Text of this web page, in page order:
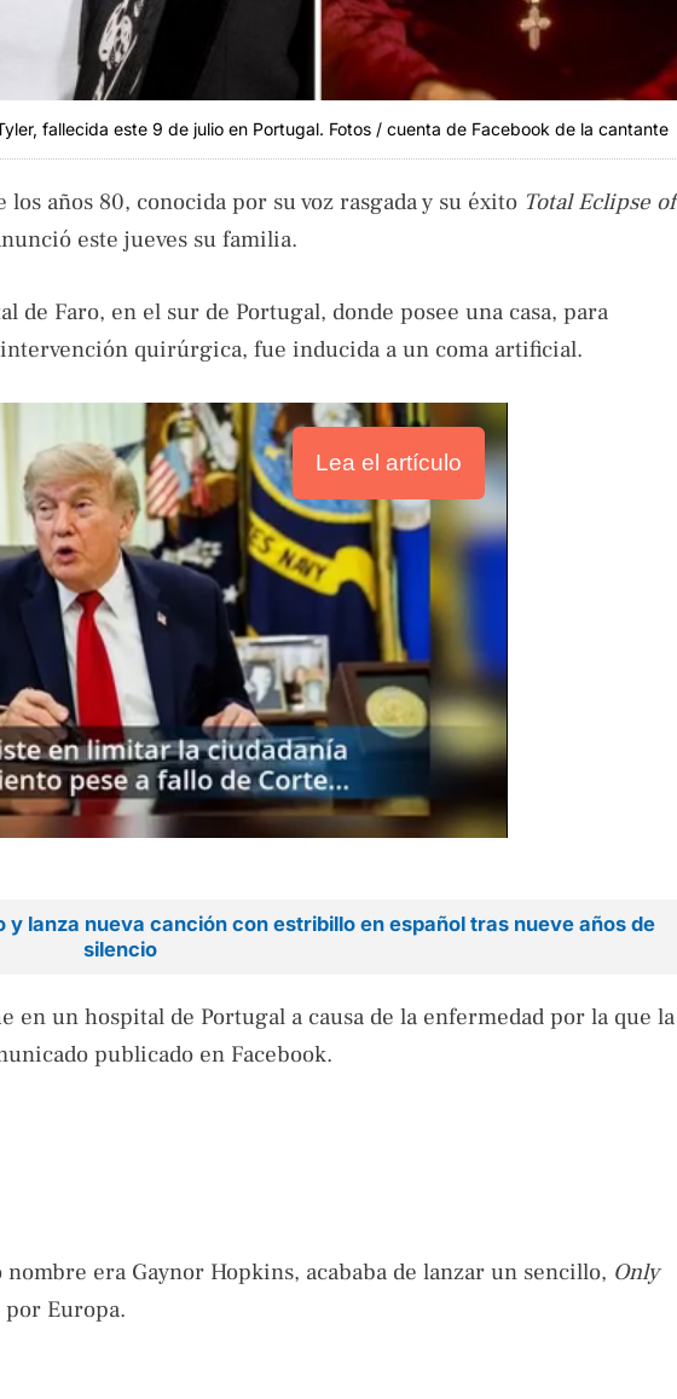
fallecida este 9 de julio en Portugal. Fotos / cuenta de Facebook de la cantante
años 80, conocida por su voz rasgada y su éxito Total Eclipse of
este jueves su familia.
de Faro, en el sur de Portugal, donde posee una casa, para
quirúrgica, fue inducida a un coma artificial.
Lea el artículo
lanza nueva canción con estribillo en español tras nueve años de
silencio
en un hospital de Portugal a causa de la enfermedad por la que la
publicado en Facebook.
era Gaynor Hopkins, acababa de lanzar un sencillo, Only
Europa.